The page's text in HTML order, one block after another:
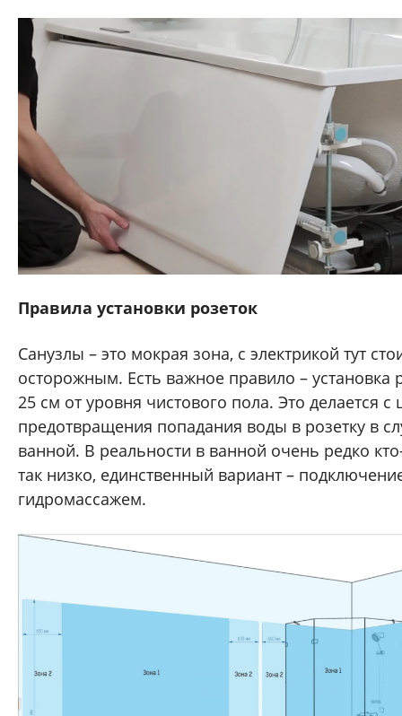
Правила установки розеток
Санузлы – это мокрая зона, с электрикой тут
осторожным. Есть важное правило – установка
25 см от уровня чистового пола. Это делается с
предотвращения попадания воды в розетку в
ванной. В реальности в ванной очень редко
так низко, единственный вариант –
гидромассажем.